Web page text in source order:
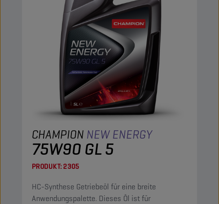
CHAMPION NEW ENERGY
75W90 GL 5
PRODUKT:2305
HC-Synthese Getriebeöl für eine breite
Anwendungspalette. Dieses Öl ist für